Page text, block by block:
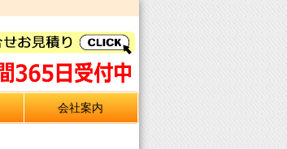
会社案内